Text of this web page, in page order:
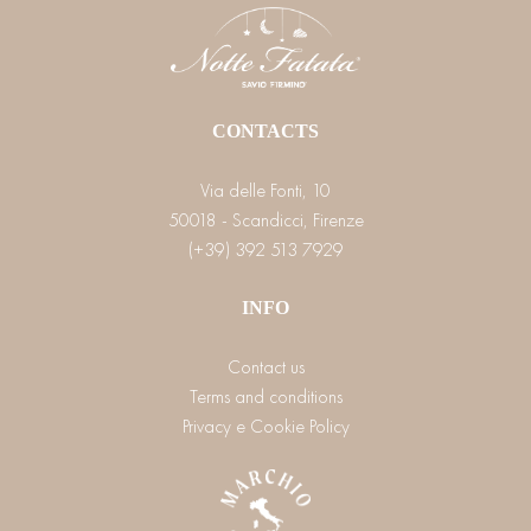
CONTACTS
Via delle Fonti, 10
50018 - Scandicci, Firenze
(+39) 392 513 7929
INFO
Contact us
Terms and conditions
Privacy e Cookie Policy